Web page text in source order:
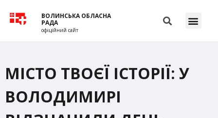
ВОЛИНСЬКА ОБЛАСНА
РАДА
офіційний сайт
МІСТО ТВОЄЇ ІСТОРІЇ: У
ВОЛОДИМИРІ